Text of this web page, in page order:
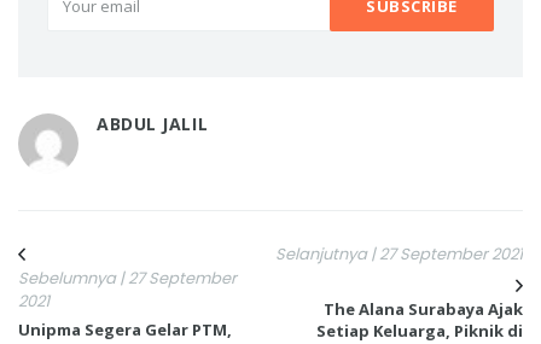
ABDUL JALIL
Sebelumnya | 27 September
2021
Unipma Segera Gelar PTM,
Selanjutnya | 27 September 2021
The Alana Surabaya Ajak
Setiap Keluarga, Piknik di